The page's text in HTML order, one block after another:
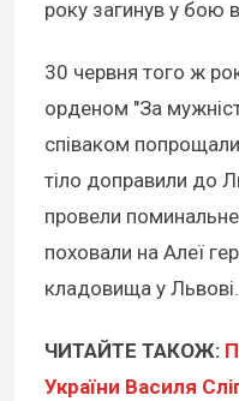
року загинув у бою
30 червня того ж
орденом "За
співаком
тіло доправили до
провели
поховали на Алеї
кладовища у Львові.
ЧИТАЙТЕ ТАКОЖ:
України Василя